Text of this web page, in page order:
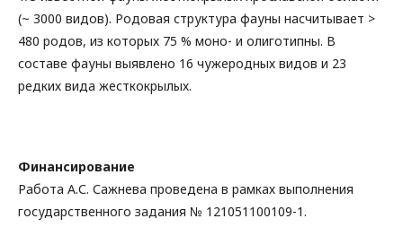
(~ 3000 видов). Родовая структура фауны насчитывает >
480 родов, из которых 75 % моно- и олиготипны. В
составе фауны выявлено 16 чужеродных видов и 23
редких вида жесткокрылых.
Финансирование
Работа А.С. Сажнева проведена в рамках выполнения
государственного задания № 121051100109-1.